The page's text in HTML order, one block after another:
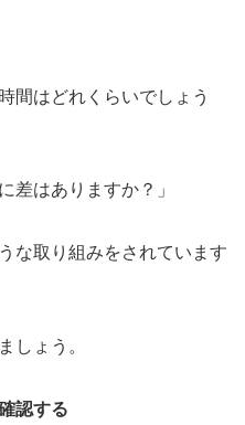
間はどれくらいでしょう
差はありますか？」
な取り組みをされています
しょう。
認する